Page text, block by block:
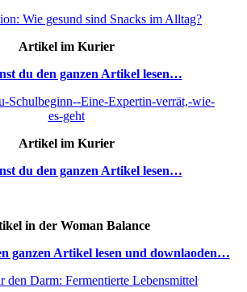
Artikel im Kurier
du den ganzen Artikel lesen…
Artikel im Kurier
du den ganzen Artikel lesen…
in der Woman Balance
ganzen Artikel lesen und downlaoden…